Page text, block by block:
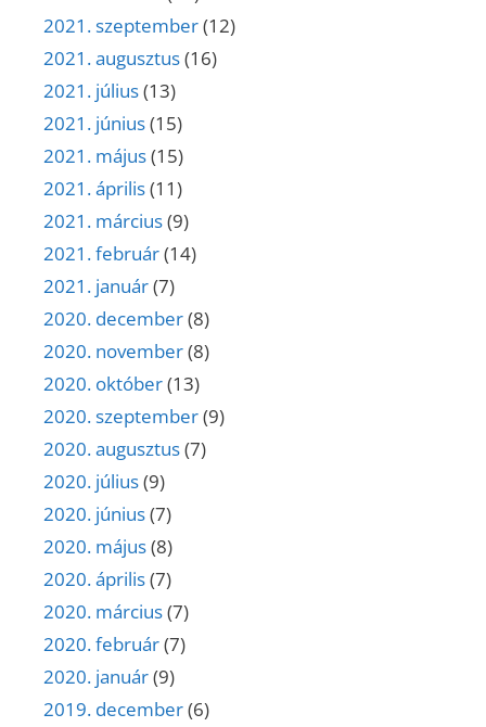
2021. szeptember(12)
2021. augusztus(16)
2021. július(13)
2021. június(15)
2021. május(15)
2021. április(11)
2021. március(9)
2021. február(14)
2021. január(7)
2020. december(8)
2020. november(8)
2020. október(13)
2020. szeptember(9)
2020. augusztus(7)
2020. július(9)
2020. június(7)
2020. május(8)
2020. április(7)
2020. március(7)
2020. február(7)
2020. január(9)
2019. december(6)